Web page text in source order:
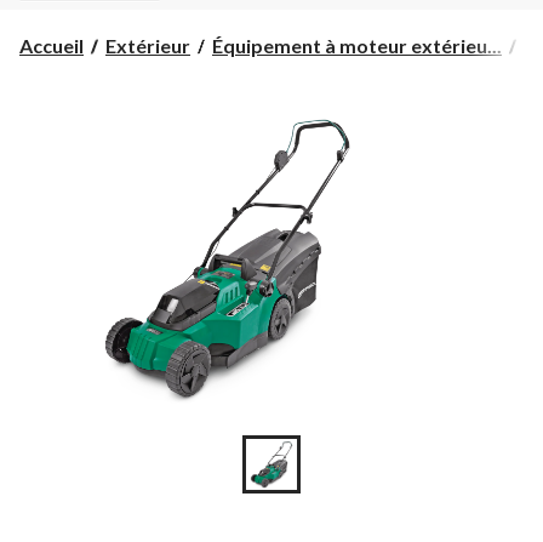
Accueil Extérieur Équipement à moteur extérieu...